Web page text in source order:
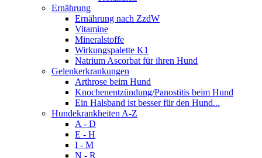
Ernährung
Ernährung nach ZzdW
Vitamine
Mineralstoffe
Wirkungspalette K1
Natrium Ascorbat für ihren Hund
Gelenkerkrankungen
Arthrose beim Hund
Knochenentzündung/Panostitis beim Hund
Ein Halsband ist besser für den Hund...
Hundekrankheiten A-Z
A - D
E - H
I - M
N - R